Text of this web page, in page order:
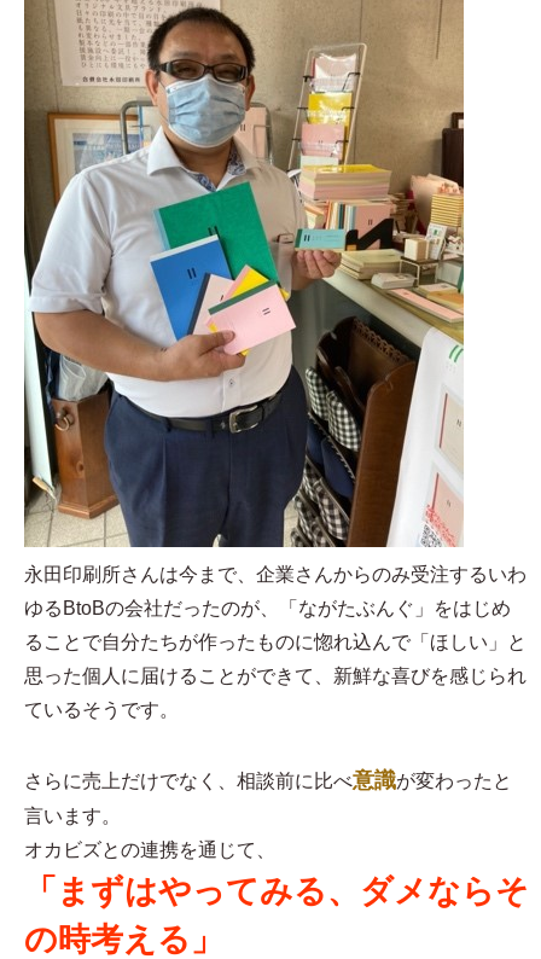
永田印刷所さんは今まで、企業さんからのみ受注するいわ
ゆるBtoBの会社だったのが、「ながたぶんぐ」をはじめ
ることで自分たちが作ったものに惚れ込んで「ほしい」と
思った個人に届けることができて、新鮮な喜びを感じられ
ているそうです。
さらに売上だけでなく、相談前に比べ意識が変わったと
言います。
オカビズとの連携を通じて、
「まずはやってみる、ダメならそ
の時考える」